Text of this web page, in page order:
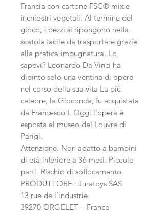
Francia con cartone FSC® mix e
inchiostri vegetali. Al termine del
gioco, i pezzi si ripongono nella
scatola facile da trasportare grazie
alla pratica impugnatura. Lo
sapevi? Leonardo Da Vinci ha
dipinto solo una ventina di opere
nel corso della sua vita La più
celebre, la Gioconda, fu acquistata
da Francesco I. Oggi l'opera è
esposta al museo del Louvre di
Parigi.
Attenzione. Non adatto a bambini
di età inferiore a 36 mesi. Piccole
parti. Rischio di soffocamento.
PRODUTTORE : Juratoys SAS
13 rue de l’industrie
39270 ORGELET – France